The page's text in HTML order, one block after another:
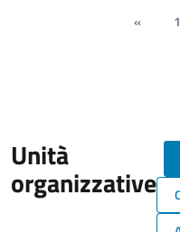
« 1
Unità
organizzative